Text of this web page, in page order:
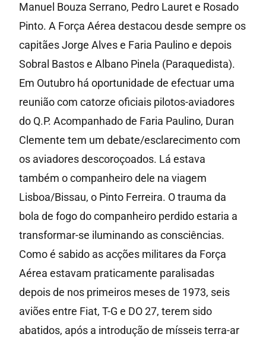
Manuel Bouza Serrano, Pedro Lauret e Rosado
Pinto. A Força Aérea destacou desde sempre os
capitães Jorge Alves e Faria Paulino e depois
Sobral Bastos e Albano Pinela (Paraquedista).
Em Outubro há oportunidade de efectuar uma
reunião com catorze oficiais pilotos-aviadores
do Q.P. Acompanhado de Faria Paulino, Duran
Clemente tem um debate/esclarecimento com
os aviadores descoroçoados. Lá estava
também o companheiro dele na viagem
Lisboa/Bissau, o Pinto Ferreira. O trauma da
bola de fogo do companheiro perdido estaria a
transformar-se iluminando as consciências.
Como é sabido as acções militares da Força
Aérea estavam praticamente paralisadas
depois de nos primeiros meses de 1973, seis
aviões entre Fiat, T-G e DO 27, terem sido
abatidos, após a introdução de mísseis terra-ar